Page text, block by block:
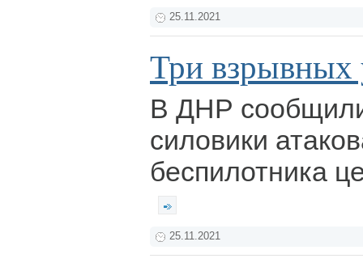
25.11.2021
Три взрывных
В ДНР
силовики
беспилотника
25.11.2021